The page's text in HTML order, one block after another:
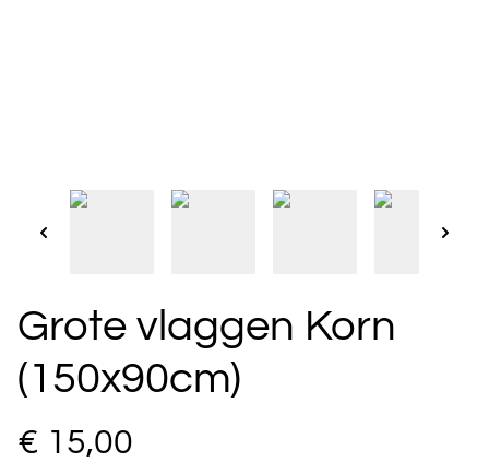
Grote vlaggen Korn
(150x90cm)
€ 15,00